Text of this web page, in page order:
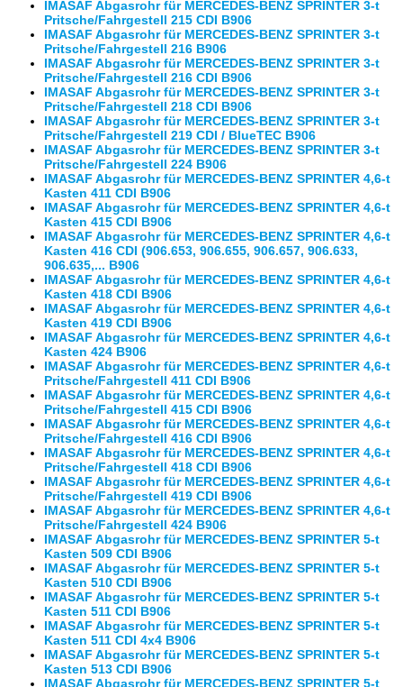
IMASAF Abgasrohr für MERCEDES-BENZ SPRINTER 3-t
Pritsche/Fahrgestell 215 CDI B906
IMASAF Abgasrohr für MERCEDES-BENZ SPRINTER 3-t
Pritsche/Fahrgestell 216 B906
IMASAF Abgasrohr für MERCEDES-BENZ SPRINTER 3-t
Pritsche/Fahrgestell 216 CDI B906
IMASAF Abgasrohr für MERCEDES-BENZ SPRINTER 3-t
Pritsche/Fahrgestell 218 CDI B906
IMASAF Abgasrohr für MERCEDES-BENZ SPRINTER 3-t
Pritsche/Fahrgestell 219 CDI / BlueTEC B906
IMASAF Abgasrohr für MERCEDES-BENZ SPRINTER 3-t
Pritsche/Fahrgestell 224 B906
IMASAF Abgasrohr für MERCEDES-BENZ SPRINTER 4,6-t
Kasten 411 CDI B906
IMASAF Abgasrohr für MERCEDES-BENZ SPRINTER 4,6-t
Kasten 415 CDI B906
IMASAF Abgasrohr für MERCEDES-BENZ SPRINTER 4,6-t
Kasten 416 CDI (906.653, 906.655, 906.657, 906.633,
906.635,... B906
IMASAF Abgasrohr für MERCEDES-BENZ SPRINTER 4,6-t
Kasten 418 CDI B906
IMASAF Abgasrohr für MERCEDES-BENZ SPRINTER 4,6-t
Kasten 419 CDI B906
IMASAF Abgasrohr für MERCEDES-BENZ SPRINTER 4,6-t
Kasten 424 B906
IMASAF Abgasrohr für MERCEDES-BENZ SPRINTER 4,6-t
Pritsche/Fahrgestell 411 CDI B906
IMASAF Abgasrohr für MERCEDES-BENZ SPRINTER 4,6-t
Pritsche/Fahrgestell 415 CDI B906
IMASAF Abgasrohr für MERCEDES-BENZ SPRINTER 4,6-t
Pritsche/Fahrgestell 416 CDI B906
IMASAF Abgasrohr für MERCEDES-BENZ SPRINTER 4,6-t
Pritsche/Fahrgestell 418 CDI B906
IMASAF Abgasrohr für MERCEDES-BENZ SPRINTER 4,6-t
Pritsche/Fahrgestell 419 CDI B906
IMASAF Abgasrohr für MERCEDES-BENZ SPRINTER 4,6-t
Pritsche/Fahrgestell 424 B906
IMASAF Abgasrohr für MERCEDES-BENZ SPRINTER 5-t
Kasten 509 CDI B906
IMASAF Abgasrohr für MERCEDES-BENZ SPRINTER 5-t
Kasten 510 CDI B906
IMASAF Abgasrohr für MERCEDES-BENZ SPRINTER 5-t
Kasten 511 CDI B906
IMASAF Abgasrohr für MERCEDES-BENZ SPRINTER 5-t
Kasten 511 CDI 4x4 B906
IMASAF Abgasrohr für MERCEDES-BENZ SPRINTER 5-t
Kasten 513 CDI B906
IMASAF Abgasrohr für MERCEDES-BENZ SPRINTER 5-t